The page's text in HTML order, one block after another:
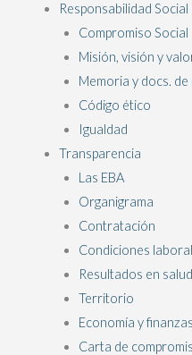
Responsabilidad Social
Compromiso Social
Misión, visión y
Memoria y docs.
Código ético
Igualdad
Transparencia
Las EBA
Organigrama
Contratación
Condiciones
Resultados en salud
Territorio
Economía y finanzas
Carta de